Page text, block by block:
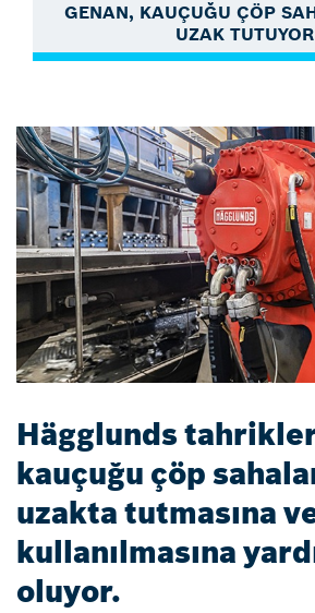
GENAN, KAUÇUĞU ÇÖP
UZAK TUTUYOR
Hägglunds
kauçuğu çöp
uzakta tutmasına
kullanılmasına
oluyor.